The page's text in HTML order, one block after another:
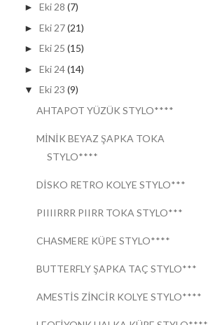
► Eki 28 (7)
► Eki 27 (21)
► Eki 25 (15)
► Eki 24 (14)
▼ Eki 23 (9)
AHTAPOT YÜZÜK STYLO****
MİNİK BEYAZ ŞAPKA TOKA
STYLO****
DİSKO RETRO KOLYE STYLO***
PIIIIRRR PIIRR TOKA STYLO***
CHASMERE KÜPE STYLO****
BUTTERFLY ŞAPKA TAÇ STYLO***
AMESTİS ZİNCİR KOLYE STYLO****